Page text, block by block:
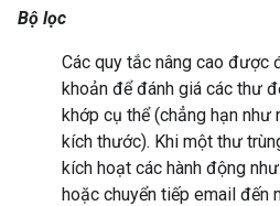
Bộ lọc
Các quy tắc nâng cao được
khoản để đánh giá các thư
khớp cụ thể (chẳng hạn
kích thước). Khi một thư
kích hoạt các hành động
hoặc chuyển tiếp email đến